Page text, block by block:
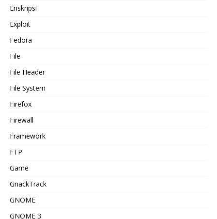
Enskripsi
Exploit
Fedora
File
File Header
File System
Firefox
Firewall
Framework
FTP
Game
GnackTrack
GNOME
GNOME 3